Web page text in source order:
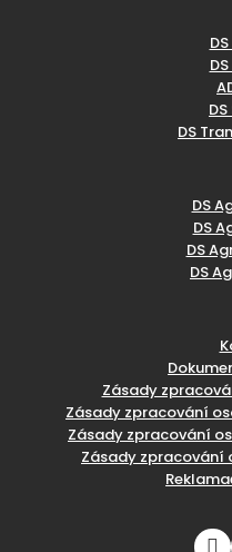
DS
DS
DS
DS
DS
Zásady
Zásady zpracování
Zásady zpracování
Zásady zpracování